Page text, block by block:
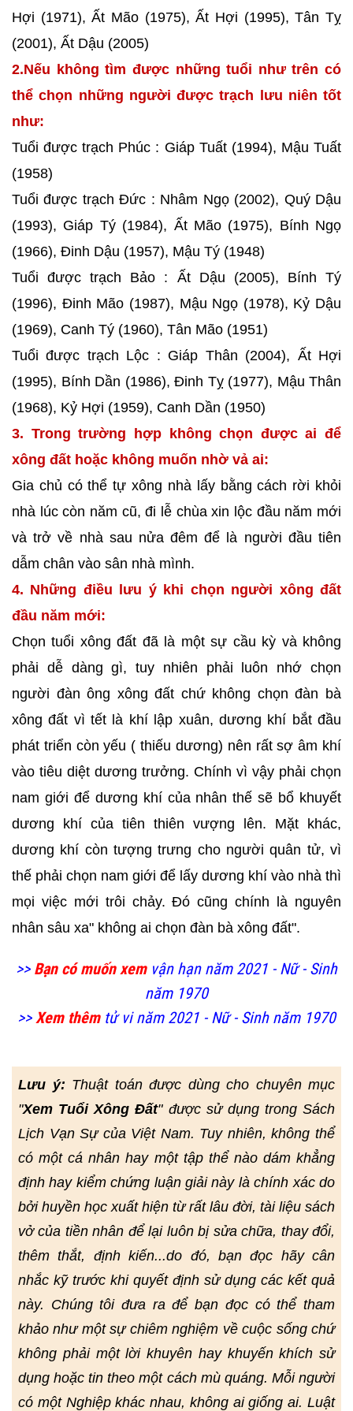
Hợi (1971), Ất Mão (1975), Ất Hợi (1995), Tân Tỵ
(2001), Ất Dậu (2005)
2.Nếu không tìm được những tuổi như trên có
thể chọn những người được trạch lưu niên tốt
như:
Tuổi được trạch Phúc : Giáp Tuất (1994), Mậu Tuất
(1958)
Tuổi được trạch Đức : Nhâm Ngọ (2002), Quý Dậu
(1993), Giáp Tý (1984), Ất Mão (1975), Bính Ngọ
(1966), Đinh Dậu (1957), Mậu Tý (1948)
Tuổi được trạch Bảo : Ất Dậu (2005), Bính Tý
(1996), Đinh Mão (1987), Mậu Ngọ (1978), Kỷ Dậu
(1969), Canh Tý (1960), Tân Mão (1951)
Tuổi được trạch Lộc : Giáp Thân (2004), Ất Hợi
(1995), Bính Dần (1986), Đinh Tỵ (1977), Mậu Thân
(1968), Kỷ Hợi (1959), Canh Dần (1950)
3. Trong trường hợp không chọn được ai để
xông đất hoặc không muốn nhờ vả ai:
Gia chủ có thể tự xông nhà lấy bằng cách rời khỏi
nhà lúc còn năm cũ, đi lễ chùa xin lộc đầu năm mới
và trở về nhà sau nửa đêm để là người đầu tiên
dẫm chân vào sân nhà mình.
4. Những điều lưu ý khi chọn người xông đất
đầu năm mới:
Chọn tuổi xông đất đã là một sự cầu kỳ và không
phải dễ dàng gì, tuy nhiên phải luôn nhớ chọn
người đàn ông xông đất chứ không chọn đàn bà
xông đất vì tết là khí lập xuân, dương khí bắt đầu
phát triển còn yếu ( thiếu dương) nên rất sợ âm khí
vào tiêu diệt dương trưởng. Chính vì vậy phải chọn
nam giới để dương khí của nhân thế sẽ bổ khuyết
dương khí của tiên thiên vượng lên. Mặt khác,
dương khí còn tượng trưng cho người quân tử, vì
thế phải chọn nam giới để lấy dương khí vào nhà thì
mọi việc mới trôi chảy. Đó cũng chính là nguyên
nhân sâu xa" không ai chọn đàn bà xông đất".
>> Bạn có muốn xemvận hạn năm 2021 - Nữ - Sinh
năm 1970
>>Xem thêmtử vi năm 2021 - Nữ - Sinh năm 1970
Lưu ý: Thuật toán được dùng cho chuyên mục
"Xem Tuổi Xông Đất" được sử dụng trong Sách
Lịch Vạn Sự của Việt Nam. Tuy nhiên, không thể
có một cá nhân hay một tập thể nào dám khẳng
định hay kiểm chứng luận giải này là chính xác do
bởi huyền học xuất hiện từ rất lâu đời, tài liệu sách
vở của tiền nhân để lại luôn bị sửa chữa, thay đổi,
thêm thắt, định kiến...do đó, bạn đọc hãy cân
nhắc kỹ trước khi quyết định sử dụng các kết quả
này. Chúng tôi đưa ra để bạn đọc có thể tham
khảo như một sự chiêm nghiệm về cuộc sống chứ
không phải một lời khuyên hay khuyến khích sử
dụng hoặc tin theo một cách mù quáng. Mỗi người
có một Nghiệp khác nhau, không ai giống ai. Luật